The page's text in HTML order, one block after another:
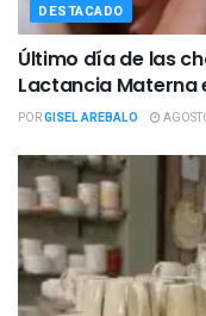
DESTACADO
Último día de las
Lactancia Materna
PORGISEL AREBALO